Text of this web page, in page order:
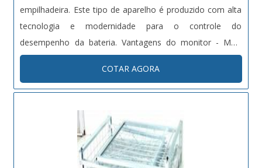
empilhadeira. Este tipo de aparelho é produzido com alta
tecnologia e modernidade para o controle do
desempenho da bateria. Vantagens do monitor - Mais
qualidade em termos de carga; - Excelente custo x
benefício; - Preço acessível; - Entre outras. Faça seu
orçamento gráti....
COTAR AGORA